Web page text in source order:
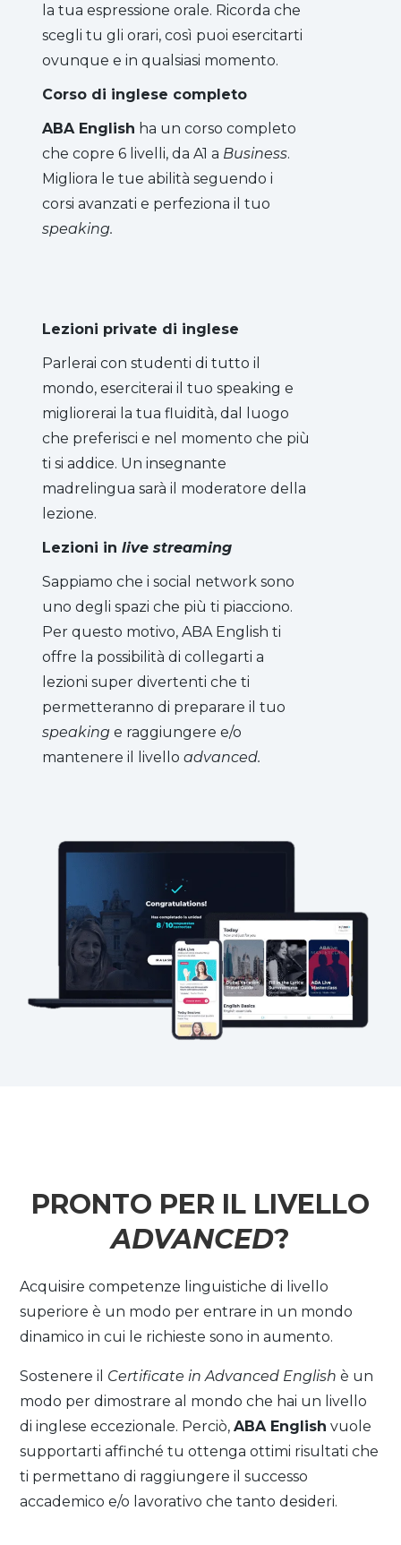
la tua espressione orale. Ricorda che
scegli tu gli orari, così puoi esercitarti
ovunque e in qualsiasi momento.
Corso di inglese completo
ABA English ha un corso completo
che copre 6 livelli, da A1 a Business.
Migliora le tue abilità seguendo i
corsi avanzati e perfeziona il tuo
speaking.
Lezioni private di inglese
Parlerai con studenti di tutto il
mondo, eserciterai il tuo speaking e
migliorerai la tua fluidità, dal luogo
che preferisci e nel momento che più
ti si addice. Un insegnante
madrelingua sarà il moderatore della
lezione.
Lezioni in live streaming
Sappiamo che i social network sono
uno degli spazi che più ti piacciono.
Per questo motivo, ABA English ti
offre la possibilità di collegarti a
lezioni super divertenti che ti
permetteranno di preparare il tuo
speaking e raggiungere e/o
mantenere il livello advanced.
PRONTO PER IL LIVELLO
ADVANCED?
Acquisire competenze linguistiche di livello
superiore è un modo per entrare in un mondo
dinamico in cui le richieste sono in aumento.
Sostenere il Certificate in Advanced English è un
modo per dimostrare al mondo che hai un livello
di inglese eccezionale. Perciò,ABA English vuole
supportarti affinché tu ottenga ottimi risultati che
ti permettano di raggiungere il successo
accademico e/o lavorativo che tanto desideri.